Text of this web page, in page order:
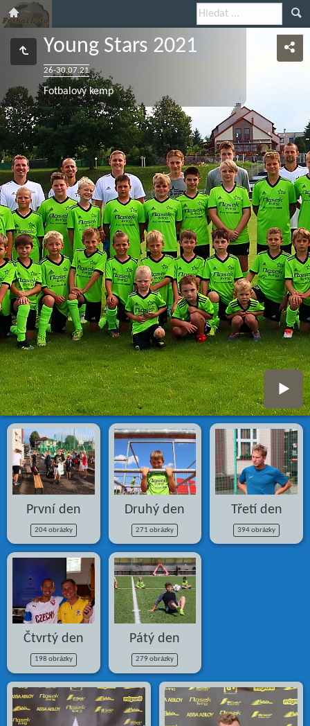
Young Stars 2021
26-30.07.21
Fotbalový kemp
První den
204 obrázky
Druhý den
271 obrázky
Třetí den
394 obrázky
Čtvrtý den
198 obrázky
Pátý den
279 obrázky